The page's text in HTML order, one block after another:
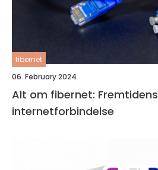
fibernet
06. February 2024
Alt om fibernet: Fremtidens
internetforbindelse